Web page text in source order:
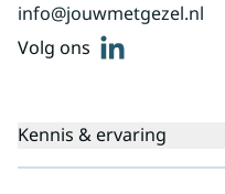
info@jouwmetgezel.nl
Volg ons linkedin
Kennis & ervaring